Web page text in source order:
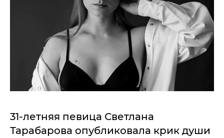
31-летняя певица Светлана
Тарабарова опубликовала крик души